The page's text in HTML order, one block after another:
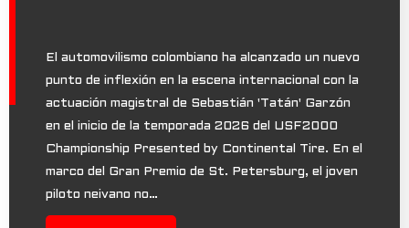
El automovilismo colombiano ha alcanzado un nuevo
punto de inflexión en la escena internacional con la
actuación magistral de Sebastián 'Tatán' Garzón
en el inicio de la temporada 2026 del USF2000
Championship Presented by Continental Tire. En el
marco del Gran Premio de St. Petersburg, el joven
piloto neivano no…